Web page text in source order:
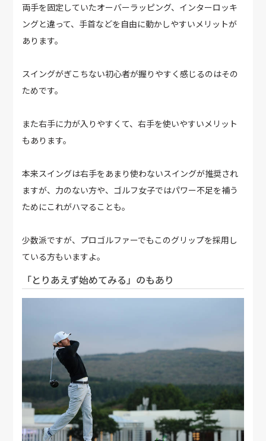
両手を固定していたオーバーラッピング、インターロッキ
ングと違って、手首などを自由に動かしやすいメリットが
あります。
スイングがぎこちない初心者が握りやすく感じるのはその
ためです。
また右手に力が入りやすくて、右手を使いやすいメリット
もあります。
本来スイングは右手をあまり使わないスイングが推奨され
ますが、力のない方や、ゴルフ女子ではパワー不足を補う
ためにこれがハマることも。
少数派ですが、プロゴルファーでもこのグリップを採用し
ている方もいますよ。
「とりあえず始めてみる」のもあり